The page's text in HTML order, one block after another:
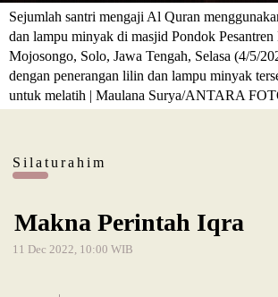
Sejumlah santri mengaji Al Quran
dan lampu minyak di masjid Pondok
Mojosongo, Solo, Jawa Tengah, Selasa (4/5/
dengan penerangan lilin dan lampu minyak
untuk melatih | Maulana Surya/ANTARA
Silaturahim
Makna Perintah Iqra
11 Dec 2022, 10:00 WIB